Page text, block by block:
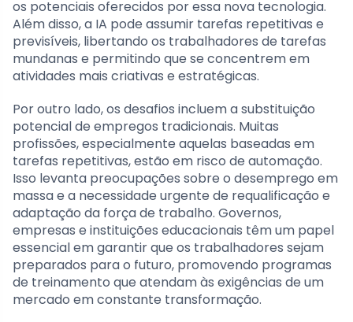
os potenciais oferecidos por essa nova tecnologia.
Além disso, a IA pode assumir tarefas repetitivas e
previsíveis, libertando os trabalhadores de tarefas
mundanas e permitindo que se concentrem em
atividades mais criativas e estratégicas.
Por outro lado, os desafios incluem a substituição
potencial de empregos tradicionais. Muitas
profissões, especialmente aquelas baseadas em
tarefas repetitivas, estão em risco de automação.
Isso levanta preocupações sobre o desemprego em
massa e a necessidade urgente de requalificação e
adaptação da força de trabalho. Governos,
empresas e instituições educacionais têm um papel
essencial em garantir que os trabalhadores sejam
preparados para o futuro, promovendo programas
de treinamento que atendam às exigências de um
mercado em constante transformação.